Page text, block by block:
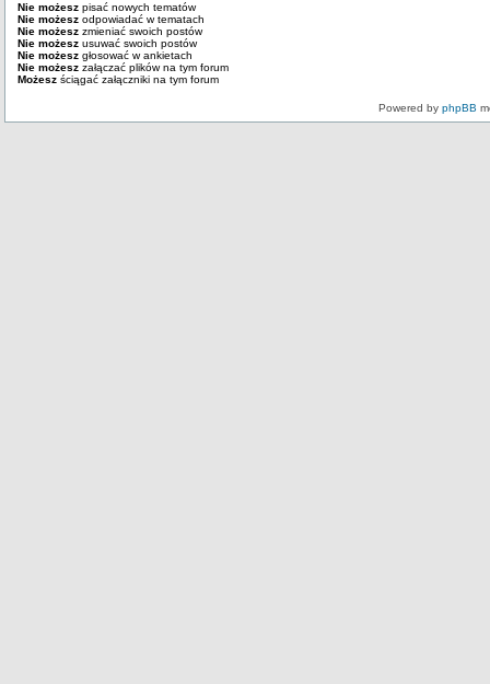
Nie możesz pisać nowych tematów
Nie możesz odpowiadać w tematach
Nie możesz zmieniać swoich postów
Nie możesz usuwać swoich postów
Nie możesz głosować w ankietach
Nie możesz załączać plików na tym forum
Możesz ściągać załączniki na tym forum
Powered by phpBB